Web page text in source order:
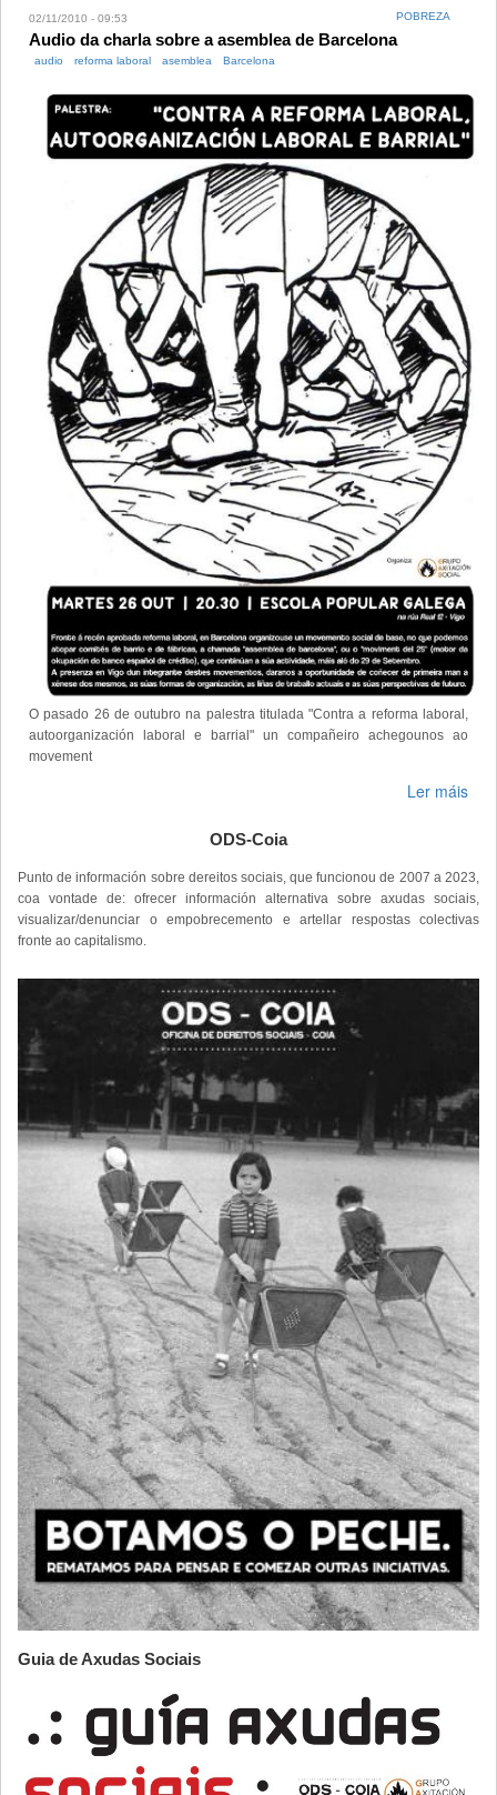
02/11/2010 - 09:53 POBREZA
Audio da charla sobre a asemblea de Barcelona
audio reforma laboral asemblea Barcelona
O pasado 26 de outubro na palestra titulada "Contra a reforma laboral,
autoorganización laboral e barrial" un compañeiro achegounos ao
movement
Ler máis
ODS-Coia
Punto de información sobre dereitos sociais, que funcionou de 2007 a 2023,
coa vontade de: ofrecer información alternativa sobre axudas sociais,
visualizar/denunciar o empobrecemento e artellar respostas colectivas
fronte ao capitalismo.
Guia de Axudas Sociais